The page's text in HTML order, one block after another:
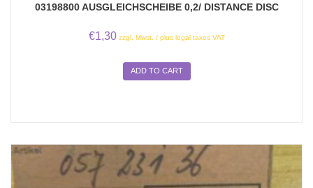
03198800 AUSGLEICHSCHEIBE 0,2/ DISTANCE DISC
€1,30 zzgl. Mwst. / plus legal taxes VAT
ADD TO CART